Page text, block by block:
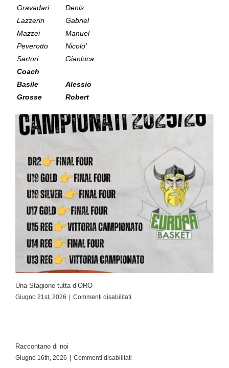
Gravadari
Denis
Lazzerin
Gabriel
Mazzei
Manuel
Peverotto
Nicolo’
Sartori
Gianluca
Coach
Basile
Alessio
Grosse
Robert
Una Stagione tutta d’ORO
Giugno 21st, 2026 | Commenti disabilitati
Raccontano di noi
Giugno 16th, 2026 | Commenti disabilitati